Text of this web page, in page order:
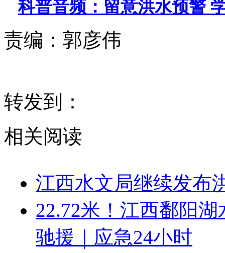
科普音频：留意洪水预警
责编： 郭彦伟
转发到：
相关阅读
江西水文局继续发布
22.72米！江西鄱阳
驰援｜应急24小时